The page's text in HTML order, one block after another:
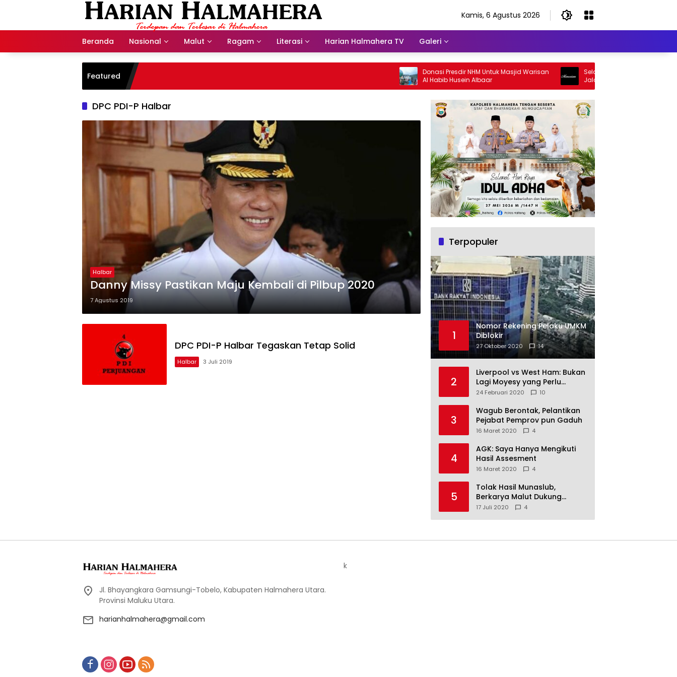
Kamis, 6 Agustus 2026
Beranda Nasional Malut Ragam Literasi Harian Halmahera TV Galeri
Featured
Donasi Presdir NHM Untuk Masjid Warisan
Al Habib Husein Albaar
Selamat Jalan Sang Inspirator,
Jalan Abangku Yuslam Idris
DPC PDI-P Halbar
Halbar
Danny Missy Pastikan Maju Kembali di Pilbup 2020
7 Agustus 2019
DPC PDI-P Halbar Tegaskan Tetap Solid
Halbar 3 Juli 2019
Terpopuler
1
Nomor Rekening Pelaku UMKM
Diblokir
27 Oktober 2020 14
2
Liverpool vs West Ham: Bukan
Lagi Moyesy yang Perlu
Ditakuti
24 Februari 2020 10
3
Wagub Berontak, Pelantikan
Pejabat Pemprov pun Gaduh
16 Maret 2020 4
4
AGK: Saya Hanya Mengikuti
Hasil Assesment
16 Maret 2020 4
5
Tolak Hasil Munaslub,
Berkarya Malut Dukung
Tommy Soeharto
17 Juli 2020 4
Jl. Bhayangkara Gamsungi-Tobelo, Kabupaten Halmahera Utara.
Provinsi Maluku Utara.
harianhalmahera@gmail.com
k